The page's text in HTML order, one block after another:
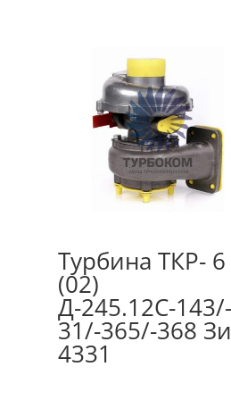
Турбина ТКР- 6
(02)
Д-245.12С-
31/-365/-368
4331